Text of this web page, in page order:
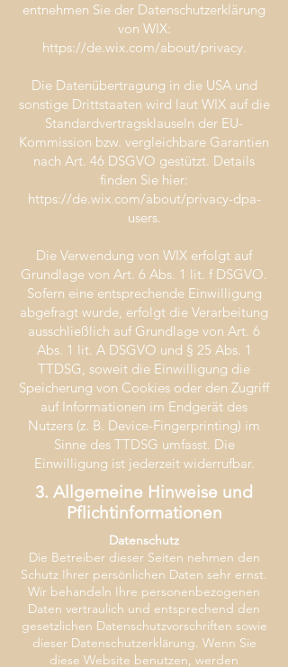
entnehmen Sie der Datenschutzerklärung
von WIX:
https://de.wix.com/about/privacy.
Die Datenübertragung in die USA und
sonstige Drittstaaten wird laut WIX auf die
Standardvertragsklauseln der EU-
Kommission bzw. vergleichbare Garantien
nach Art. 46 DSGVO gestützt. Details
finden Sie hier:
https://de.wix.com/about/privacy-dpa-
users.
Die Verwendung von WIX erfolgt auf
Grundlage von Art. 6 Abs. 1 lit. f DSGVO.
Sofern eine entsprechende Einwilligung
abgefragt wurde, erfolgt die Verarbeitung
ausschließlich auf Grundlage von Art. 6
Abs. 1 lit. A DSGVO und § 25 Abs. 1
TTDSG, soweit die Einwilligung die
Speicherung von Cookies oder den Zugriff
auf Informationen im Endgerät des
Nutzers (z. B. Device-Fingerprinting) im
Sinne des TTDSG umfasst. Die
Einwilligung ist jederzeit widerrufbar.
3. Allgemeine Hinweise und
Pflichtinformationen
Datenschutz
Die Betreiber dieser Seiten nehmen den
Schutz Ihrer persönlichen Daten sehr ernst.
Wir behandeln Ihre personenbezogenen
Daten vertraulich und entsprechend den
gesetzlichen Datenschutzvorschriften sowie
dieser Datenschutzerklärung. Wenn Sie
diese Website benutzen, werden